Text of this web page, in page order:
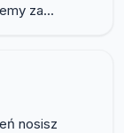
za...
nosisz